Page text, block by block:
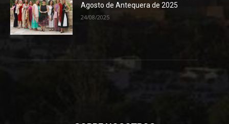
Agosto de Antequera de 2025
24/08/2025